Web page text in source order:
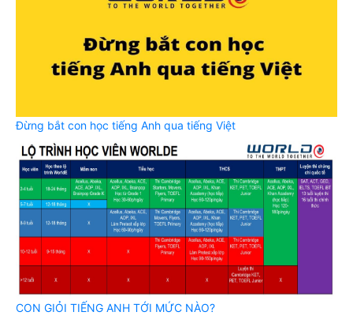
Đừng bắt con học tiếng Anh qua tiếng Việt
CON GIỎI TIẾNG ANH TỚI MỨC NÀO?